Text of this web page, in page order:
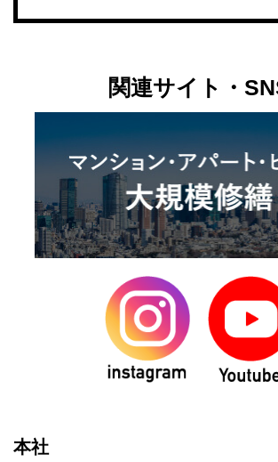
関連サイト・
本社